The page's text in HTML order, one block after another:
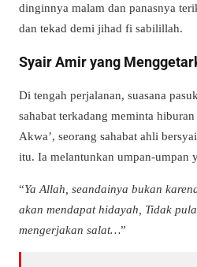
dinginnya malam dan panasnya
dan tekad demi jihad fi sabilillah.
Syair Amir yang
Di tengah perjalanan, suasana
sahabat terkadang meminta
Akwa’, seorang sahabat ahli
itu. Ia melantunkan umpan-umpan
“Ya Allah, seandainya bukan
akan mendapat hidayah, Tidak
mengerjakan salat…”